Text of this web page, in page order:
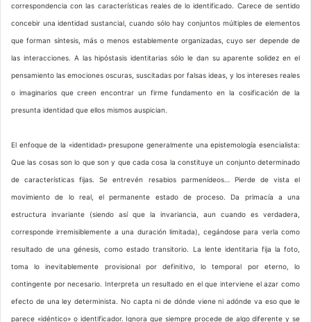
correspondencia con las características reales de lo identificado. Carece de sentido
concebir una identidad sustancial, cuando sólo hay conjuntos múltiples de elementos
que forman síntesis, más o menos establemente organizadas, cuyo ser depende de
las interacciones. A las hipóstasis identitarias sólo le dan su aparente solidez en el
pensamiento las emociones oscuras, suscitadas por falsas ideas, y los intereses reales
o imaginarios que creen encontrar un firme fundamento en la cosificación de la
presunta identidad que ellos mismos auspician.
El enfoque de la «identidad» presupone generalmente una epistemología esencialista:
Que las cosas son lo que son y que cada cosa la constituye un conjunto determinado
de características fijas. Se entrevén resabios parmenídeos… Pierde de vista el
movimiento de lo real, el permanente estado de proceso. Da primacía a una
estructura invariante (siendo así que la invariancia, aun cuando es verdadera,
corresponde irremisiblemente a una duración limitada), cegándose para verla como
resultado de una génesis, como estado transitorio. La lente identitaria fija la foto,
toma lo inevitablemente provisional por definitivo, lo temporal por eterno, lo
contingente por necesario. Interpreta un resultado en el que interviene el azar como
efecto de una ley determinista. No capta ni de dónde viene ni adónde va eso que le
parece «idéntico» o identificador. Ignora que siempre procede de algo diferente y se